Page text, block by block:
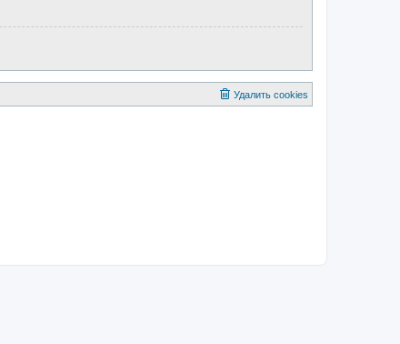
Удалить cookies